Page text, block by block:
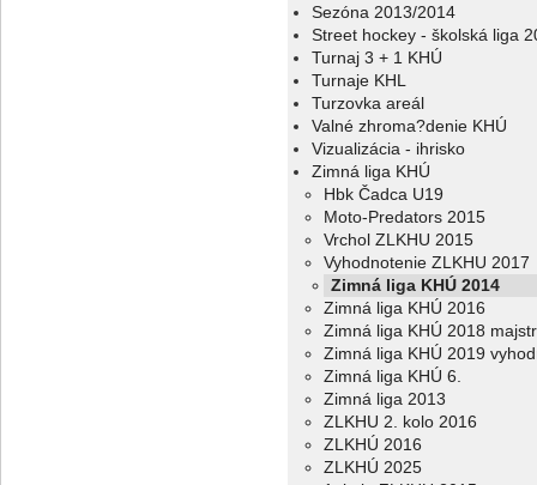
Sezóna 2013/2014
Street hockey - školská liga
Turnaj 3 + 1 KHÚ
Turnaje KHL
Turzovka areál
Valné zhroma?denie KHÚ
Vizualizácia - ihrisko
Zimná liga KHÚ
Hbk Čadca U19
Moto-Predators 2015
Vrchol ZLKHU 2015
Vyhodnotenie ZLKHU 2017
Zimná liga KHÚ 2014
Zimná liga KHÚ 2016
Zimná liga KHÚ 2018
Zimná liga KHÚ 2019
Zimná liga KHÚ 6.
Zimná liga 2013
ZLKHU 2. kolo 2016
ZLKHÚ 2016
ZLKHÚ 2025